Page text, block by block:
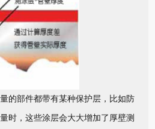
的部件都带有某种保护层，比如防
时，这些涂层会大大增加了厚壁测